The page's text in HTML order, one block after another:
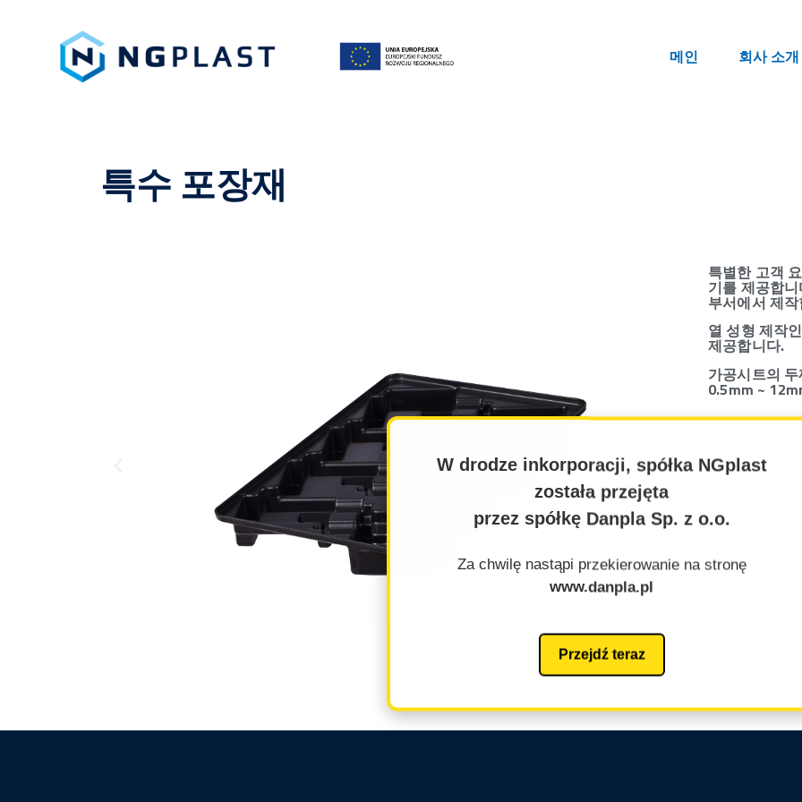
메인 회사 소개
특수 포장재
특별한 고객
기를 제공합
부서에서 제
열 성형 제작
제공합니다.
가공시트의
0.5mm ~
W drodze inkorporacji, spółka NGplast
została przejęta
przez spółkę Danpla Sp. z o.o.
Za chwilę nastąpi przekierowanie na stronę
www.danpla.pl
Przejdź teraz